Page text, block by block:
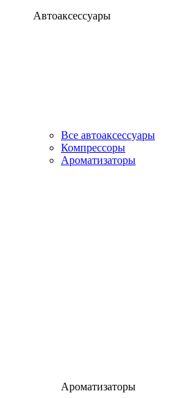
Автоаксессуары
Все автоаксессуары
Компрессоры
Ароматизаторы
Ароматизаторы